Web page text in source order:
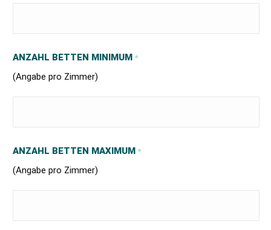
ANZAHL BETTEN MINIMUM *
(Angabe pro Zimmer)
ANZAHL BETTEN MAXIMUM *
(Angabe pro Zimmer)